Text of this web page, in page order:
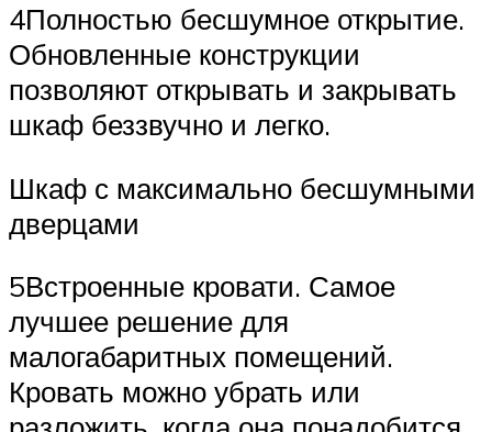
4Полностью бесшумное открытие.
Обновленные конструкции
позволяют открывать и закрывать
шкаф беззвучно и легко.
Шкаф с максимально бесшумными
дверцами
5Встроенные кровати. Самое
лучшее решение для
малогабаритных помещений.
Кровать можно убрать или